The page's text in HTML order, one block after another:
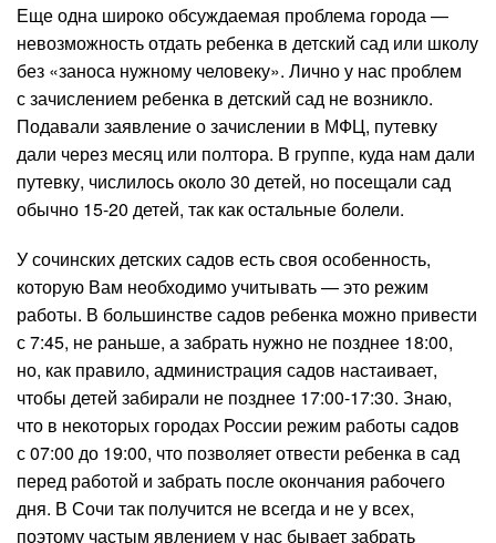
Еще одна широко обсуждаемая проблема города —
невозможность отдать ребенка в детский сад или школу
без «заноса нужному человеку». Лично у нас проблем
с зачислением ребенка в детский сад не возникло.
Подавали заявление о зачислении в МФЦ, путевку
дали через месяц или полтора. В группе, куда нам дали
путевку, числилось около 30 детей, но посещали сад
обычно 15-20 детей, так как остальные болели.
У сочинских детских садов есть своя особенность,
которую Вам необходимо учитывать — это режим
работы. В большинстве садов ребенка можно привести
с 7:45, не раньше, а забрать нужно не позднее 18:00,
но, как правило, администрация садов настаивает,
чтобы детей забирали не позднее 17:00-17:30. Знаю,
что в некоторых городах России режим работы садов
с 07:00 до 19:00, что позволяет отвести ребенка в сад
перед работой и забрать после окончания рабочего
дня. В Сочи так получится не всегда и не у всех,
поэтому частым явлением у нас бывает забрать